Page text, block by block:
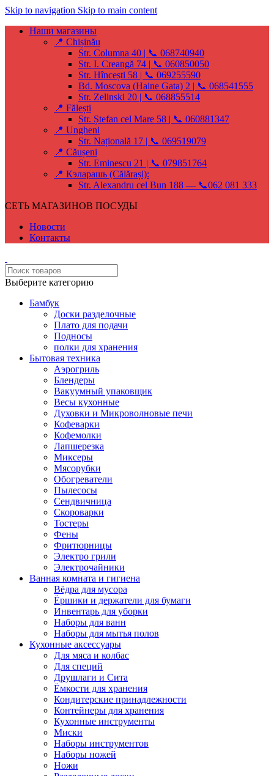
Skip to navigation Skip to main content
Наши магазины
📍 Chișinău
Str. Columna 40 | 📞 068740940
Str. I. Creangă 74 | 📞 060850050
Str. Hîncești 58 | 📞 069255590
Bd. Moscova (Haine Gata) 2 | 📞 068541555
Str. Zelinski 20 | 📞 068855514
📍 Fălești
Str. Ștefan cel Mare 58 | 📞 060881347
📍 Ungheni
Str. Națională 17 | 📞 069519079
📍 Căușeni
Str. Eminescu 21 | 📞 079851764
📍 Кэларашь (Călărași):
Str. Alexandru cel Bun 188 — 📞062 081 333
СЕТЬ МАГАЗИНОВ ПОСУДЫ
Новости
Контакты
Выберите категорию
Бамбук
Доски разделочные
Плато для подачи
Подносы
полки для хранения
Бытовая техника
Аэрогриль
Блендеры
Вакуумный упаковщик
Весы кухонные
Духовки и Микроволновые печи
Кофеварки
Кофемолки
Лапшерезка
Миксеры
Мясорубки
Обогреватели
Пылесосы
Сендвичница
Скороварки
Тостеры
Фены
Фритюрницы
Электро грили
Электрочайники
Ванная комната и гигиена
Вёдра для мусора
Ёршики и держатели для бумаги
Инвентарь для уборки
Наборы для ванн
Наборы для мытья полов
Кухонные аксессуары
Для мяса и колбас
Для специй
Друшлаги и Сита
Ёмкости для хранения
Кондитерские принадлежности
Контейнеры для хранения
Кухонные инструменты
Миски
Наборы инструментов
Наборы ножей
Ножи